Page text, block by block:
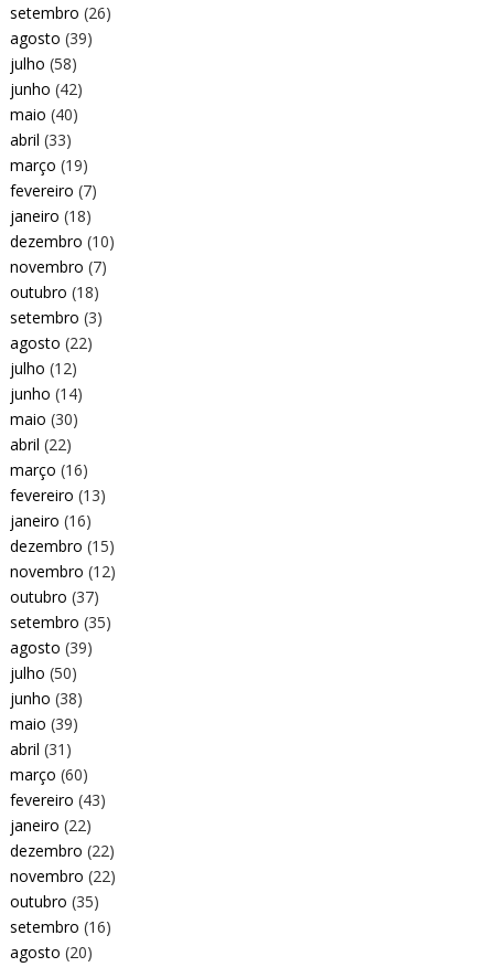
setembro (26)
agosto (39)
julho (58)
junho (42)
maio (40)
abril (33)
março (19)
fevereiro (7)
janeiro (18)
dezembro (10)
novembro (7)
outubro (18)
setembro (3)
agosto (22)
julho (12)
junho (14)
maio (30)
abril (22)
março (16)
fevereiro (13)
janeiro (16)
dezembro (15)
novembro (12)
outubro (37)
setembro (35)
agosto (39)
julho (50)
junho (38)
maio (39)
abril (31)
março (60)
fevereiro (43)
janeiro (22)
dezembro (22)
novembro (22)
outubro (35)
setembro (16)
agosto (20)